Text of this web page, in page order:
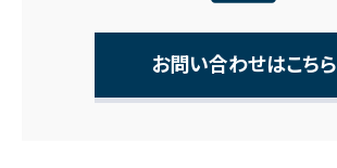
お問い合わせはこちら